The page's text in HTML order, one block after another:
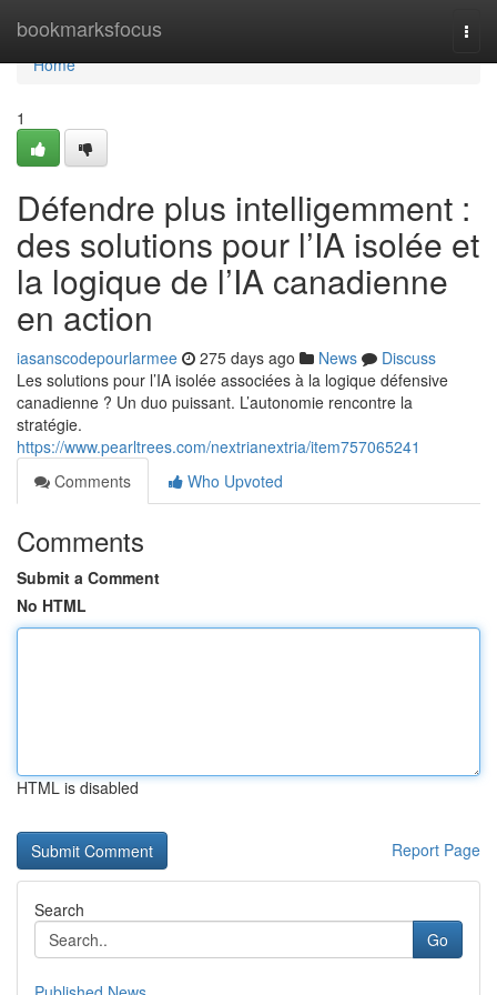
bookmarksfocus
Home
Home
1
Défendre plus intelligemment :
des solutions pour l’IA isolée et
la logique de l’IA canadienne
en action
iasanscodepourlarmee 275 days ago News
Discuss
Les solutions pour l’IA isolée associées à la logique défensive
canadienne ? Un duo puissant. L’autonomie rencontre la
stratégie.
https://www.pearltrees.com/nextrianextria/item757065241
Comments
Who Upvoted
Comments
Submit a Comment
No HTML
HTML is disabled
Report Page
Search
Go